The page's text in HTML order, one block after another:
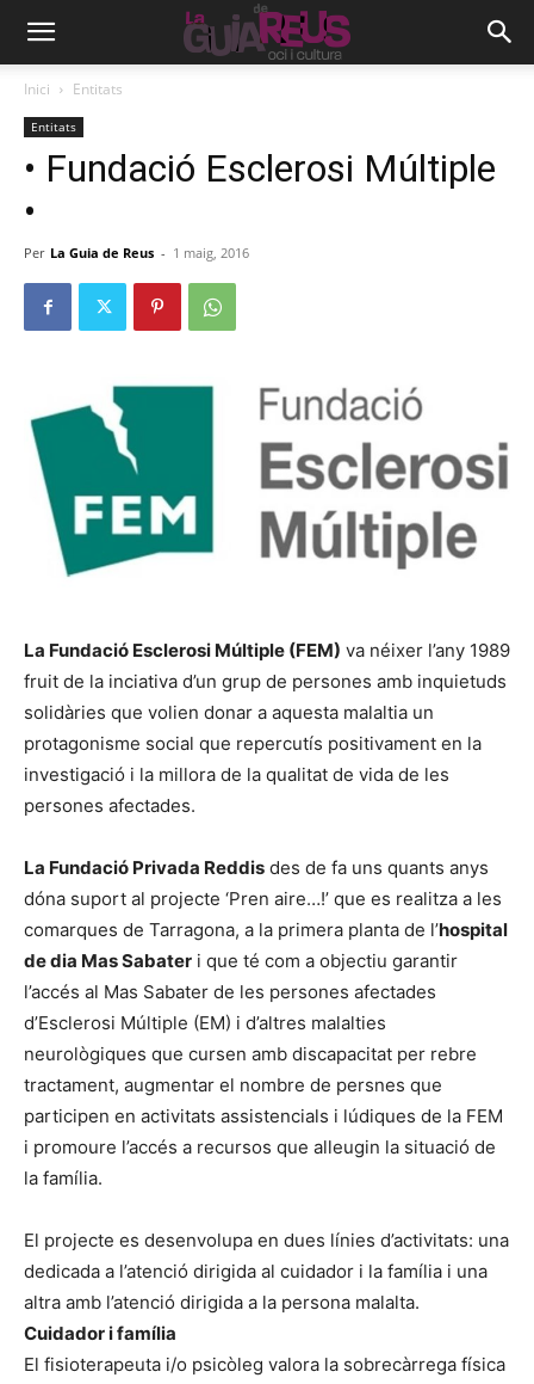
Inici Entitats
Entitats
• Fundació Esclerosi Múltiple
•
Per La Guia de Reus - 1 maig, 2016
La Fundació Esclerosi Múltiple (FEM) va néixer l’any 1989
fruit de la inciativa d’un grup de persones amb inquietuds
solidàries que volien donar a aquesta malaltia un
protagonisme social que repercutís positivament en la
investigació i la millora de la qualitat de vida de les
persones afectades.
La Fundació Privada Reddis des de fa uns quants anys
dóna suport al projecte ‘Pren aire…!’ que es realitza a les
comarques de Tarragona, a la primera planta de l’hospital
de dia Mas Sabater i que té com a objectiu garantir
l’accés al Mas Sabater de les persones afectades
d’Esclerosi Múltiple (EM) i d’altres malalties
neurològiques que cursen amb discapacitat per rebre
tractament, augmentar el nombre de persnes que
participen en activitats assistencials i lúdiques de la FEM
i promoure l’accés a recursos que alleugin la situació de
la família.
El projecte es desenvolupa en dues línies d’activitats: una
dedicada a l’atenció dirigida al cuidador i la família i una
altra amb l’atenció dirigida a la persona malalta.
Cuidador i família
El fisioterapeuta i/o psicòleg valora la sobrecàrrega física